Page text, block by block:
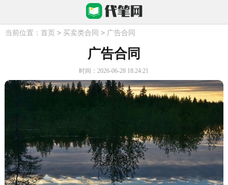
当前位置： 首页 > 买卖类合同 > 广告合同
广告合同
时间：2026-06-28 18:24:21